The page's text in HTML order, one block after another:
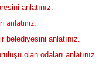
anlatınız.
anlatınız.
belediyesini anlatınız.
olan odaları anlatınız.